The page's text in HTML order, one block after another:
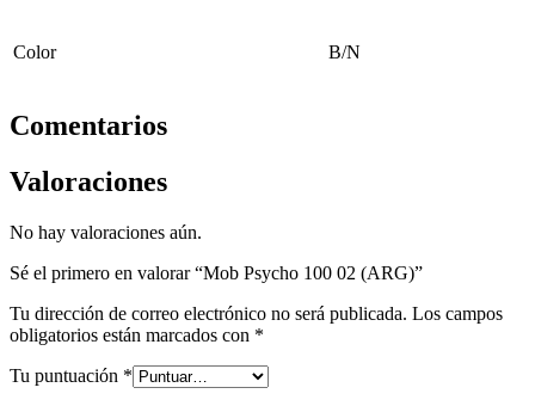
Color B/N
Comentarios
Valoraciones
No hay valoraciones aún.
Sé el primero en valorar “Mob Psycho 100 02 (ARG)”
Tu dirección de correo electrónico no será publicada. Los campos
obligatorios están marcados con *
Tu puntuación *